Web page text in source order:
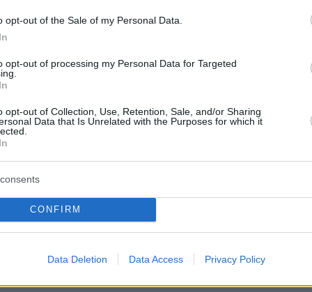
opt-out of the Sale of my Personal Data.
opt-out of processing my Personal Data for Targeted
opt-out of Collection, Use, Retention, Sale, and/or Sharing
Data that Is Unrelated with the Purposes for which it
CONFIRM
Data Deletion Data Access Privacy Policy
τα ενισχυμένα μέτρα για την επιδότηση
μέσα της εβδομάδας οι ανακοινώσεις
σε τροχαίο δύο ηθοποιοί της σειράς του
One»
η εικόνα της φωτιάς στην Εύβοια -
από το πρωί και τα εναέρια μέσα
protothema.gr στο Google News
και μάθετε πρώτοι